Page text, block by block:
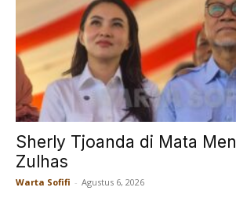
Sherly Tjoanda di Mata
Zulhas
Warta Sofifi - Agustus 6, 2026